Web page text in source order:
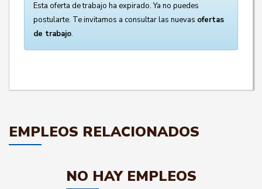
Esta oferta de trabajo ha expirado. Ya no puedes
postularte. Te invitamos a consultar las nuevas ofertas
de trabajo.
EMPLEOS RELACIONADOS
NO HAY EMPLEOS